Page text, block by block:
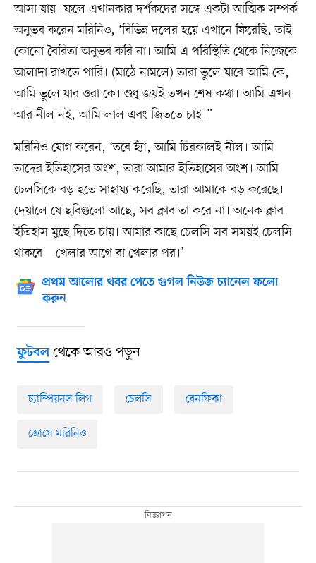
আসা যায়। ফলে এখানকার দর্শকদের সঙ্গে একটা আত্মিক সম্পর্ক
অনুভব করেন মরিনিও, ‘বিভিন্ন দলের হয়ে এখানে ফিরেছি, তাই
কোনো বৈরিতা অনুভব করি না। আমি এ পরিস্থিতি থেকে নিজেকে
আলাদা রাখতে পারি। (মাঠে নামলে) তারা ভুলে যাবে আমি কে,
আমি ভুলে যাব ওরা কে। শুধু জয়ই তখন শেষ কথা। আমি এখন
আর নীল নই, আমি লাল এবং জিততে চাই।”
মরিনিও যোগ করেন, ‘তবে হ্যাঁ, আমি চিরকালই নীল। আমি
তাদের ইতিহাসের অংশ, তারা আমার ইতিহাসের অংশ। আমি
চেলসিকে বড় হতে সাহায্য করেছি, তারা আমাকে বড় করেছে।
দেয়ালে যে ছবিগুলো আছে, সব ক্লাব তা করে না। অনেক ক্লাব
ইতিহাস মুছে দিতে চায়। আমার কাছে চেলসি সব সময়ই চেলসি
থাকবে—খেলার আগে বা খেলার পর।’
প্রথম আলোর খবর পেতে গুগল নিউজ চ্যানেল ফলো
করুন
ফুটবলথেকে আরও পড়ুন
চ্যাম্পিয়নস লিগ চেলসি বেনফিকা
জোসে মরিনিও